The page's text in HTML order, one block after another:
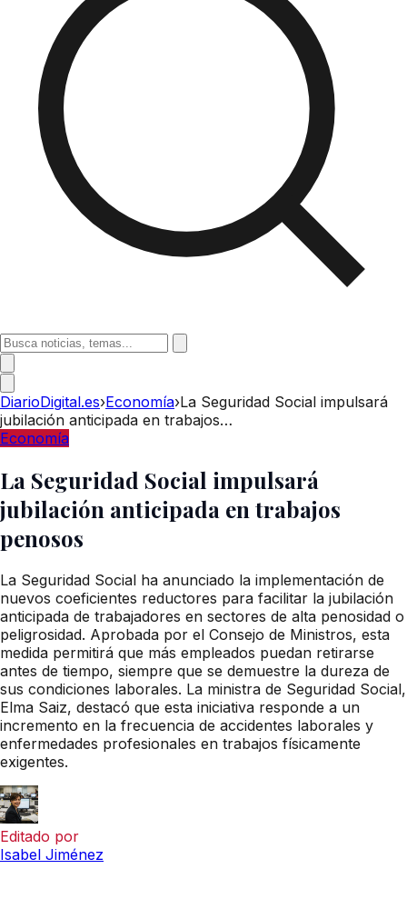
DiarioDigital.es›Economía›La Seguridad Social impulsará
jubilación anticipada en trabajos…
Economía
La Seguridad Social impulsará
jubilación anticipada en trabajos
penosos
La Seguridad Social ha anunciado la implementación de
nuevos coeficientes reductores para facilitar la jubilación
anticipada de trabajadores en sectores de alta penosidad o
peligrosidad. Aprobada por el Consejo de Ministros, esta
medida permitirá que más empleados puedan retirarse
antes de tiempo, siempre que se demuestre la dureza de
sus condiciones laborales. La ministra de Seguridad Social,
Elma Saiz, destacó que esta iniciativa responde a un
incremento en la frecuencia de accidentes laborales y
enfermedades profesionales en trabajos físicamente
exigentes.
Editado por
Isabel Jiménez